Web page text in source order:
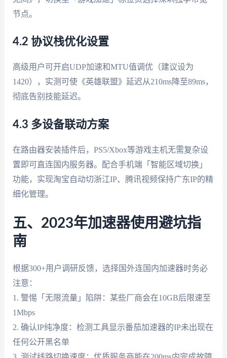
节点。
4.2 协议栈优化设置
高级用户可开启UDP加速和MTU值调优（建议设为
1420），实测可使《英雄联盟》延迟从210ms降至89ms，
彻底告别技能延迟。
4.3 多设备联动方案
在路由器安装插件后，PS5/Xbox等游戏主机无需复杂设
置即可直连国内服务器。配合手机端「智能区域切换」
功能，实现淘宝自动切浙江IP、腾讯视频保持广东IP的精
细化管理。
五、2023年加速器使用避坑指
南
根据300+用户调研反馈，选择国外连国内加速器时务必
注意：
1. 警惕「无限流量」陷阱：某些厂商会在10GB后限速至
1Mbps
2. 确认IP纯净度：检测工具显示番茄加速器的IP未出现在
任何公开黑名单